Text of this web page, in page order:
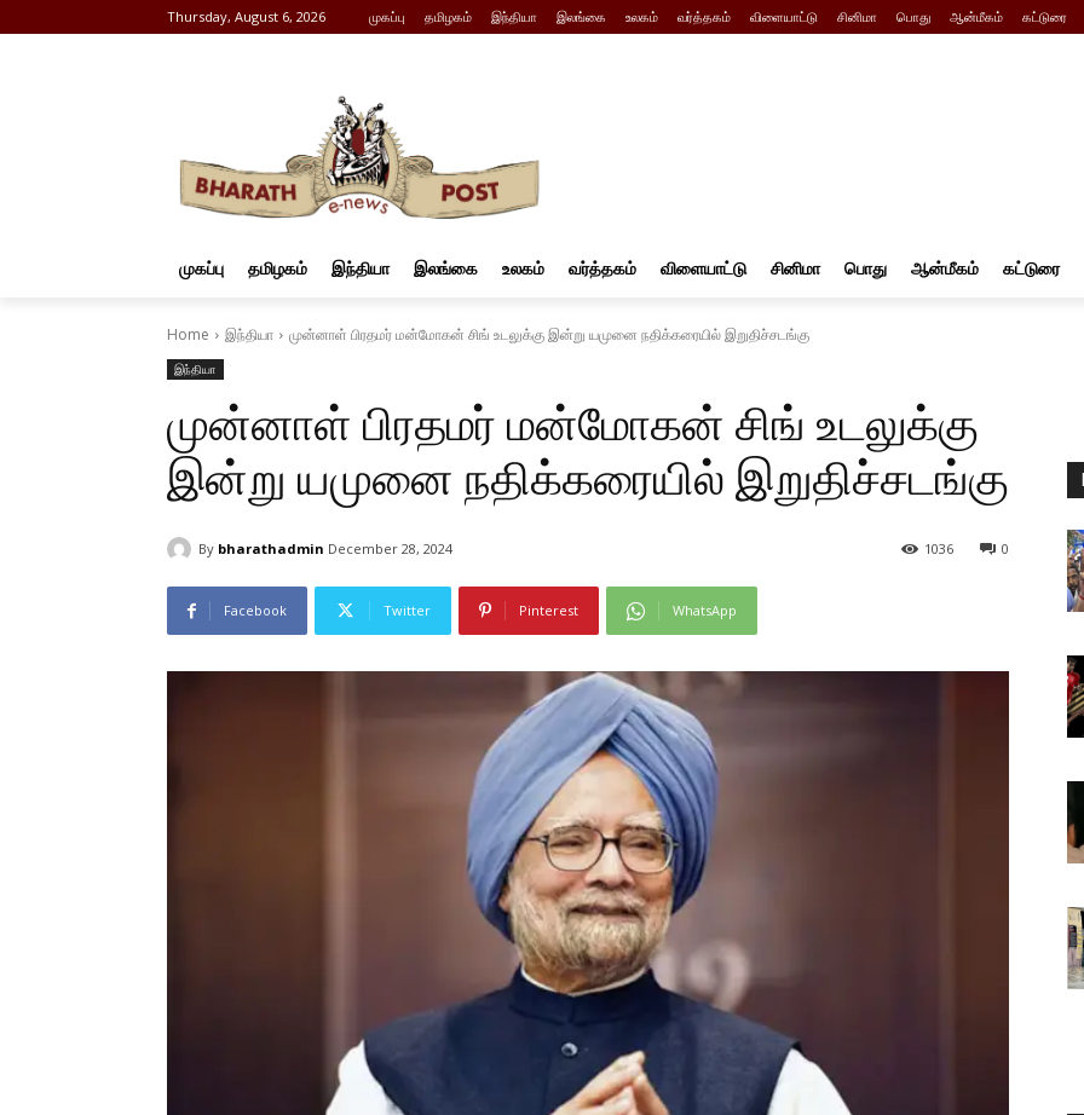
Thursday, August 6, 2026 முகப்பு தமிழகம் இந்தியா இலங்கை உலகம் வர்த்தகம் விளையாட்டு சினிமா பொது ஆன்மீகம் கட்டுரை
முகப்பு தமிழகம் இந்தியா இலங்கை உலகம் வர்த்தகம் விளையாட்டு சினிமா பொது ஆன்மீகம் கட்டுரை
Home இந்தியா முன்னாள் பிரதமர் மன்மோகன் சிங் உடலுக்கு இன்று யமுனை நதிக்கரையில் இறுதிச்சடங்கு
இந்தியா
முன்னாள் பிரதமர் மன்மோகன் சிங் உடலுக்கு
இன்று யமுனை நதிக்கரையில் இறுதிச்சடங்கு
By bharathadmin December 28, 2024 0
1036
Facebook Twitter Pinterest WhatsApp